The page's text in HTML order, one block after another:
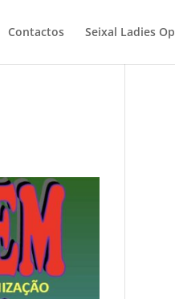
Contactos Seixal Ladies